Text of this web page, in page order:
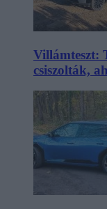
Villámteszt:
csiszolták,